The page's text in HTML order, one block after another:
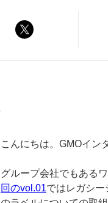
こんにちは。GMOイン
グループ会社でもある
回のvol.01ではレガシ